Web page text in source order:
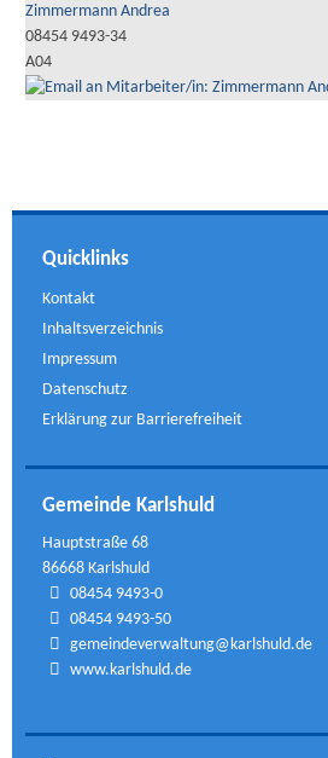
Zimmermann Andrea
08454 9493-34
A04
Quicklinks
Kontakt
Inhaltsverzeichnis
Impressum
Datenschutz
Erklärung zur Barrierefreiheit
Gemeinde Karlshuld
Hauptstraße 68
86668 Karlshuld
08454 9493-0
08454 9493-50
gemeindeverwaltung@karlshuld.de
www.karlshuld.de